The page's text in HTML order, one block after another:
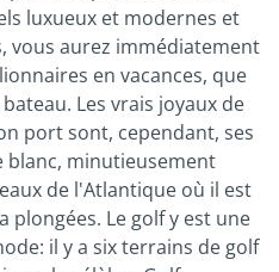
luxueux et modernes et
vous aurez immédiatement
en vacances, que
Les vrais joyaux de
port sont, cependant, ses
blanc, minutieusement
de l'Atlantique où il est
plongées. Le golf y est une
il y a six terrains de golf